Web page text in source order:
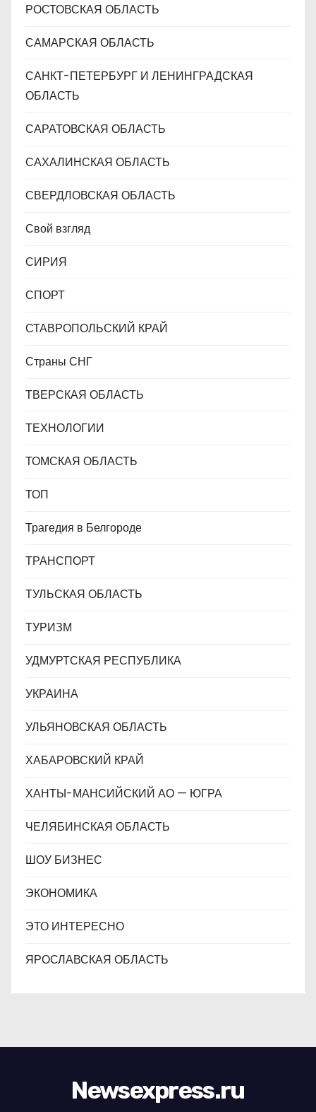
РОСТОВСКАЯ ОБЛАСТЬ
САМАРСКАЯ ОБЛАСТЬ
САНКТ-ПЕТЕРБУРГ И ЛЕНИНГРАДСКАЯ
ОБЛАСТЬ
САРАТОВСКАЯ ОБЛАСТЬ
САХАЛИНСКАЯ ОБЛАСТЬ
СВЕРДЛОВСКАЯ ОБЛАСТЬ
Свой взгляд
СИРИЯ
СПОРТ
СТАВРОПОЛЬСКИЙ КРАЙ
Страны СНГ
ТВЕРСКАЯ ОБЛАСТЬ
ТЕХНОЛОГИИ
ТОМСКАЯ ОБЛАСТЬ
ТОП
Трагедия в Белгороде
ТРАНСПОРТ
ТУЛЬСКАЯ ОБЛАСТЬ
ТУРИЗМ
УДМУРТСКАЯ РЕСПУБЛИКА
УКРАИНА
УЛЬЯНОВСКАЯ ОБЛАСТЬ
ХАБАРОВСКИЙ КРАЙ
ХАНТЫ-МАНСИЙСКИЙ АО — ЮГРА
ЧЕЛЯБИНСКАЯ ОБЛАСТЬ
ШОУ БИЗНЕС
ЭКОНОМИКА
ЭТО ИНТЕРЕСНО
ЯРОСЛАВСКАЯ ОБЛАСТЬ
Newsexpress.ru